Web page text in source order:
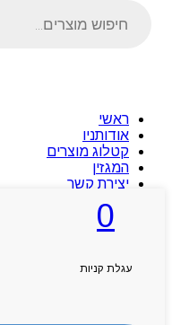
0
עגלת קניות
search
ראשי
אודותניו
קטלוג מוצרים
המגזין
יצירת קשר
Byou